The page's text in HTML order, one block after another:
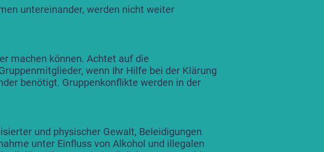
untereinander, werden nicht weiter
machen können. Achtet auf die
wenn Ihr Hilfe bei der Klärung
benötigt. Gruppenkonflikte werden in der
und physischer Gewalt, Beleidigungen
unter Einfluss von Alkohol und illegalen